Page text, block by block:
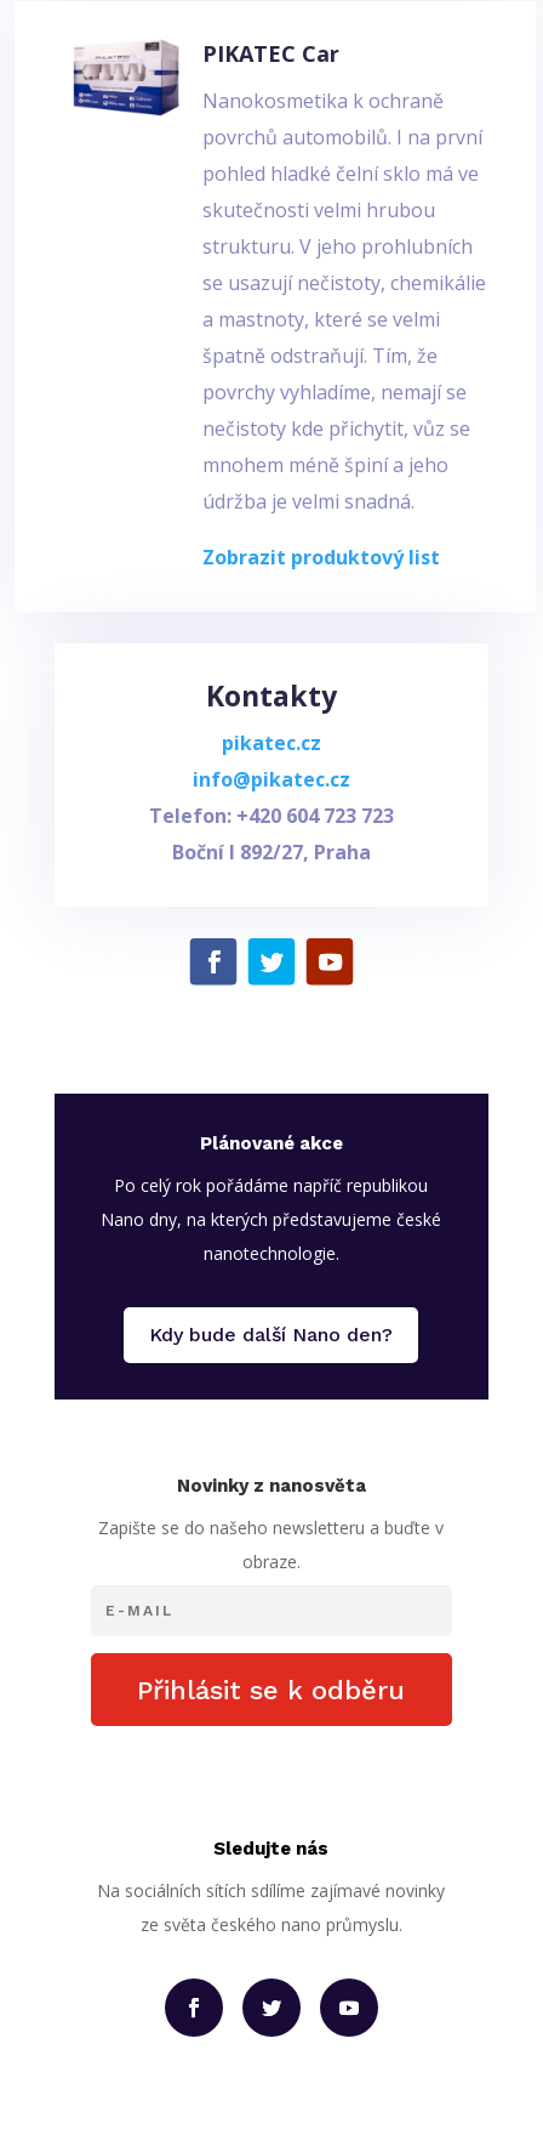
PIKATEC Car
Nanokosmetika k ochraně
povrchů automobilů. I na první
pohled hladké čelní sklo má ve
skutečnosti velmi hrubou
strukturu. V jeho prohlubních
se usazují nečistoty, chemikálie
a mastnoty, které se velmi
špatně odstraňují. Tím, že
povrchy vyhladíme, nemají se
nečistoty kde přichytit, vůz se
mnohem méně špiní a jeho
údržba je velmi snadná.
Zobrazit produktový list
Kontakty
pikatec.cz
info@pikatec.cz
Telefon: +420 604 723 723
Boční I 892/27, Praha
Plánované akce
Po celý rok pořádáme napříč republikou
Nano dny, na kterých představujeme české
nanotechnologie.
Kdy bude další Nano den?
Novinky z nanosvěta
Zapište se do našeho newsletteru a buďte v
obraze.
Přihlásit se k odběru
Sledujte nás
Na sociálních sítích sdílíme zajímavé novinky
ze světa českého nano průmyslu.